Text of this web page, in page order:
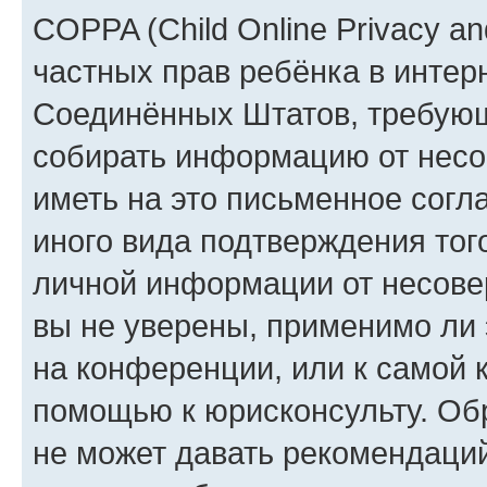
COPPA (Child Online Privacy
частных прав ребёнка в
Соединённых Штатов,
собирать информацию от
иметь на это письменное
иного вида подтверждения
личной информации от
вы не уверены, применимо ли
на конференции, или к самой
помощью к юрисконсульту.
не может давать